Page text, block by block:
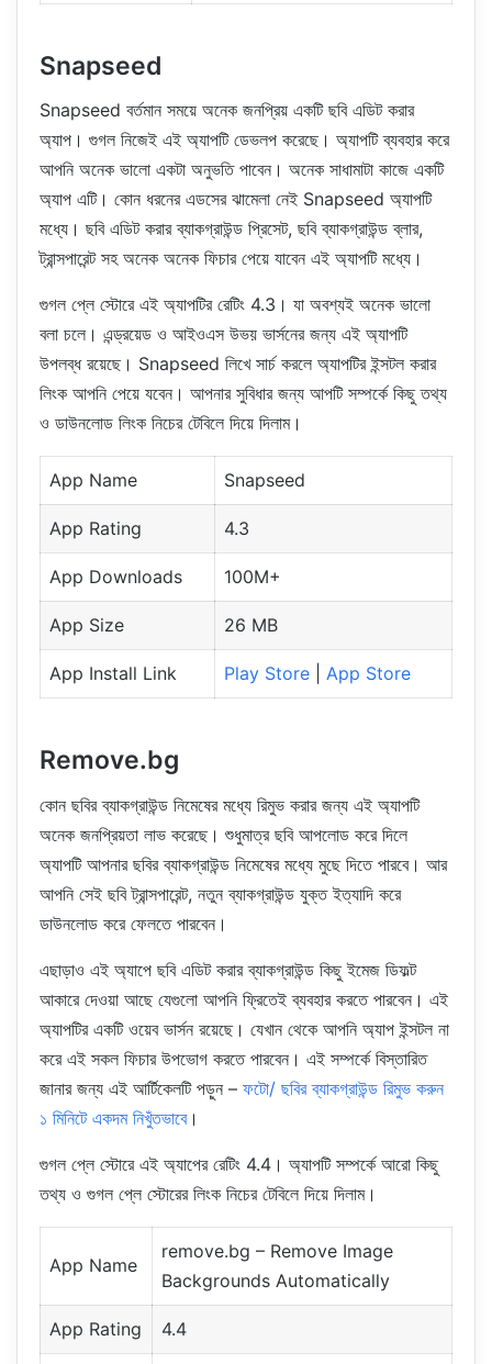
Snapseed
Snapseed বর্তমান সময়ে অনেক জনপ্রিয় একটি ছবি এডিট করার
অ্যাপ। গুগল নিজেই এই অ্যাপটি ডেভলপ করেছে। অ্যাপটি ব্যবহার করে
আপনি অনেক ভালো একটা অনুভতি পাবেন। অনেক সাধামাটা কাজে একটি
অ্যাপ এটি। কোন ধরনের এডসের ঝামেলা নেই Snapseed অ্যাপটি
মধ্যে। ছবি এডিট করার ব্যাকগ্রাউন্ড প্রিসেট, ছবি ব্যাকগ্রাউন্ড ব্লার,
ট্রান্সপারেন্ট সহ অনেক অনেক ফিচার পেয়ে যাবেন এই অ্যাপটি মধ্যে।
গুগল প্লে স্টোরে এই অ্যাপটির রেটিং 4.3। যা অবশ্যই অনেক ভালো
বলা চলে। এন্ড্রয়েড ও আইওএস উভয় ভার্সনের জন্য এই অ্যাপটি
উপলব্ধ রয়েছে। Snapseed লিখে সার্চ করলে অ্যাপটির ইন্সটল করার
লিংক আপনি পেয়ে যবেন। আপনার সুবিধার জন্য আপটি সম্পর্কে কিছু তথ্য
ও ডাউনলোড লিংক নিচের টেবিলে দিয়ে দিলাম।
App Name Snapseed
App Rating 4.3
App Downloads 100M+
App Size 26 MB
App Install Link Play Store App Store
Remove.bg
কোন ছবির ব্যাকগ্রাউন্ড নিমেষের মধ্যে রিমুভ করার জন্য এই অ্যাপটি
অনেক জনপ্রিয়তা লাভ করেছে। শুধুমাত্র ছবি আপলোড করে দিলে
অ্যাপটি আপনার ছবির ব্যাকগ্রাউন্ড নিমেষের মধ্যে মুছে দিতে পারবে। আর
আপনি সেই ছবি ট্রান্সপারেন্ট, নতুন ব্যাকগ্রাউন্ড যুক্ত ইত্যাদি করে
ডাউনলোড করে ফেলতে পারবেন।
এছাড়াও এই অ্যাপে ছবি এডিট করার ব্যাকগ্রাউন্ড কিছু ইমেজ ডিফল্ট
আকারে দেওয়া আছে যেগুলো আপনি ফ্রিতেই ব্যবহার করতে পারবেন। এই
অ্যাপটির একটি ওয়েব ভার্সন রয়েছে। যেখান থেকে আপনি অ্যাপ ইন্সটল না
করে এই সকল ফিচার উপভোগ করতে পারবেন। এই সম্পর্কে বিস্তারিত
জানার জন্য এই আর্টিকেলটি পড়ুন – ফটো/ ছবির ব্যাকগ্রাউন্ড রিমুভ করুন
১ মিনিটে একদম নিখুঁতভাবে।
গুগল প্লে স্টোরে এই অ্যাপের রেটিং 4.4। অ্যাপটি সম্পর্কে আরো কিছু
তথ্য ও গুগল প্লে স্টোরের লিংক নিচের টেবিলে দিয়ে দিলাম।
App Name
remove.bg – Remove Image
Backgrounds Automatically
App Rating 4.4